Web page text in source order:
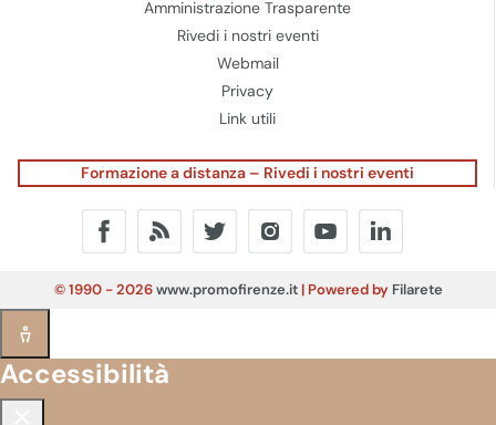
Amministrazione Trasparente
Rivedi i nostri eventi
Webmail
Privacy
Link utili
Formazione a distanza – Rivedi i nostri eventi
© 1990 - 2026www.promofirenze.it| Powered by Filarete
Accessibilità